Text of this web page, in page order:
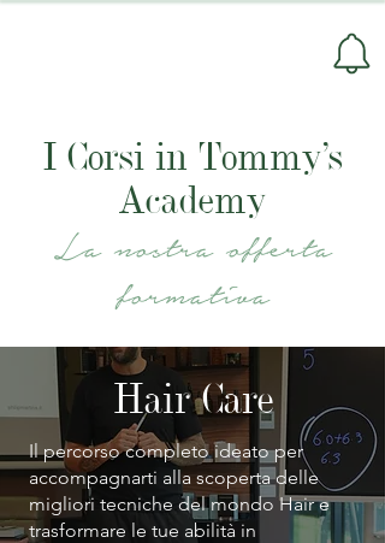
I Corsi in Tommy's
Academy
La nostra offerta
formativa
Hair Care
Il percorso completo ideato per
accompagnarti alla scoperta delle
migliori tecniche del mondo Hair e
trasformare le tue abilità in